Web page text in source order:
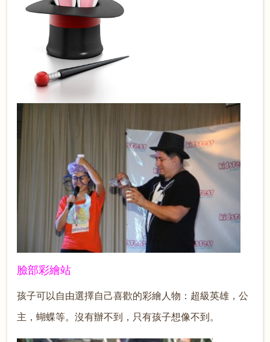
臉部彩繪站
孩子可以自由選擇自己喜歡的彩繪人物：超級英雄，公
主，蝴蝶等。沒有辦不到，只有孩子想像不到。